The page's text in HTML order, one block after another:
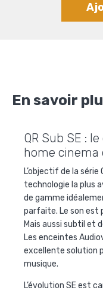
En savoir
QR Sub SE :
home cinema
L’objectif de la série
technologie la plus
de gamme
parfaite. Le son est
Mais aussi subtil et
Les enceintes
excellente solution
musique.
L’évolution SE est